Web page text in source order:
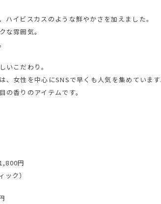
イビスカスのような鮮やかさを加えました。
な雰囲気。
いこだわり。
、女性を中心にSNSで早くも人気を集めていま
香りのアイテムです。
円
ク）